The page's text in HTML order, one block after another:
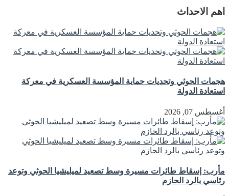
اهم الاحداث
هجمات الحوثي وتحديات حماية المؤسسة العسكرية في معركة
استعادة الدولة
أغسطس 07, 2026
مأرب: إسقاط طائرات مسيرة وسط تصعيد لميليشيا الحوثي وتوعد
رئاسي بالرد الحازم